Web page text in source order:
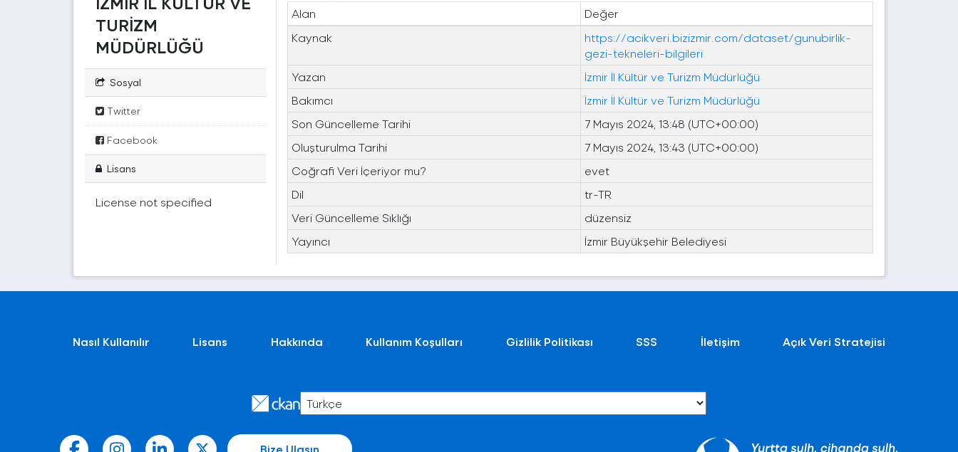
TURİZM
MÜDÜRLÜĞÜ
Sosyal
Twitter
Facebook
Lisans
License not specified
Alan
Değer
Kaynak
https://acikveri.bizizmir.com/dataset/gunubirlik-
gezi-tekneleri-bilgileri
Yazan
İzmir İl Kültür ve Turizm Müdürlüğü
Bakımcı
İzmir İl Kültür ve Turizm Müdürlüğü
Son Güncelleme Tarihi
7 Mayıs 2024, 13:48 (UTC+00:00)
Oluşturulma Tarihi
7 Mayıs 2024, 13:43 (UTC+00:00)
Coğrafi Veri İçeriyor mu?
evet
Dil
tr-TR
Veri Güncelleme Sıklığı
düzensiz
Yayıncı
İzmir Büyükşehir Belediyesi
Nasıl Kullanılır Lisans Hakkında Kullanım Koşulları Gizlilik Politikası SSS İletişim Açık Veri Stratejisi
Bize Ulaşın